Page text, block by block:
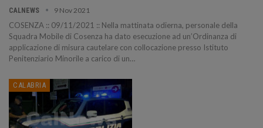
CALNEWS 9 Nov 2021
COSENZA :: 09/11/2021 :: Nella mattinata odierna, personale della
Squadra Mobile di Cosenza ha dato esecuzione ad un’Ordinanza di
applicazione di misura cautelare con collocazione presso Istituto
Penitenziario Minorile a carico di un…
CALABRIA